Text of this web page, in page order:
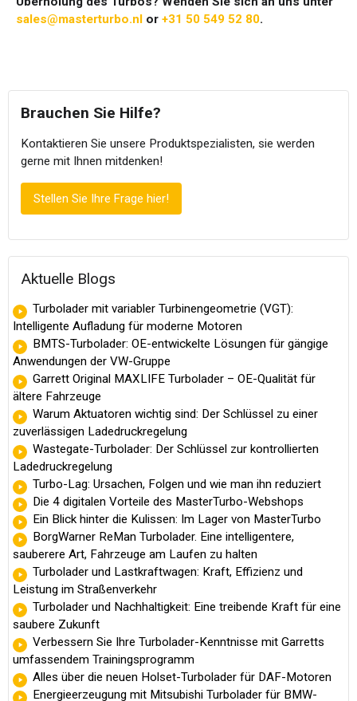
sales@masterturbo.nl or +31 50 549 52 80.
Brauchen Sie Hilfe?
Kontaktieren Sie unsere Produktspezialisten, sie werden
gerne mit Ihnen mitdenken!
Stellen Sie Ihre Frage hier!
Aktuelle Blogs
Turbolader mit variabler Turbinengeometrie (VGT):
Intelligente Aufladung für moderne Motoren
BMTS-Turbolader: OE-entwickelte Lösungen für gängige
Anwendungen der VW-Gruppe
Garrett Original MAXLIFE Turbolader – OE-Qualität für
ältere Fahrzeuge
Warum Aktuatoren wichtig sind: Der Schlüssel zu einer
zuverlässigen Ladedruckregelung
Wastegate-Turbolader: Der Schlüssel zur kontrollierten
Ladedruckregelung
Turbo-Lag: Ursachen, Folgen und wie man ihn reduziert
Die 4 digitalen Vorteile des MasterTurbo-Webshops
Ein Blick hinter die Kulissen: Im Lager von MasterTurbo
BorgWarner ReMan Turbolader. Eine intelligentere,
sauberere Art, Fahrzeuge am Laufen zu halten
Turbolader und Lastkraftwagen: Kraft, Effizienz und
Leistung im Straßenverkehr
Turbolader und Nachhaltigkeit: Eine treibende Kraft für eine
saubere Zukunft
Verbessern Sie Ihre Turbolader-Kenntnisse mit Garretts
umfassendem Trainingsprogramm
Alles über die neuen Holset-Turbolader für DAF-Motoren
Energieerzeugung mit Mitsubishi Turbolader für BMW-